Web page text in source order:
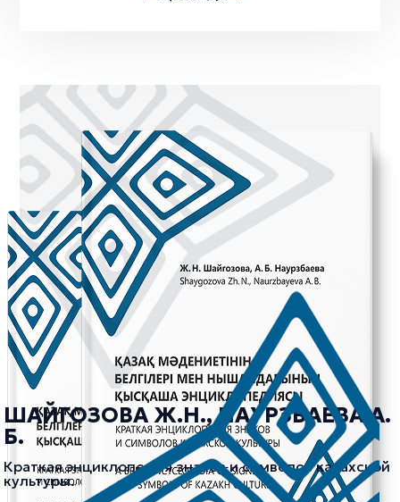
ШАЙГОЗОВА Ж.Н., НАУРЗБАЕВА А.
Б.
Краткая энциклопедия знаков и символов казахской
культуры.